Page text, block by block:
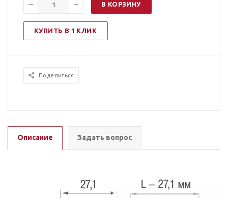
В КОРЗИНУ
КУПИТЬ В 1 КЛИК
Поделиться
Описание Задать вопрос